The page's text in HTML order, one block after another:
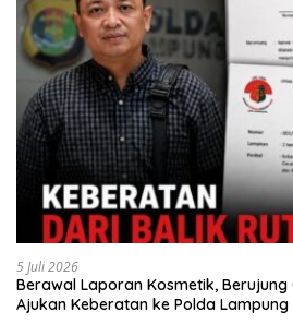
5 Juli 2026
Berawal Laporan Kosmetik, Berujung
Ajukan Keberatan ke Polda Lampung